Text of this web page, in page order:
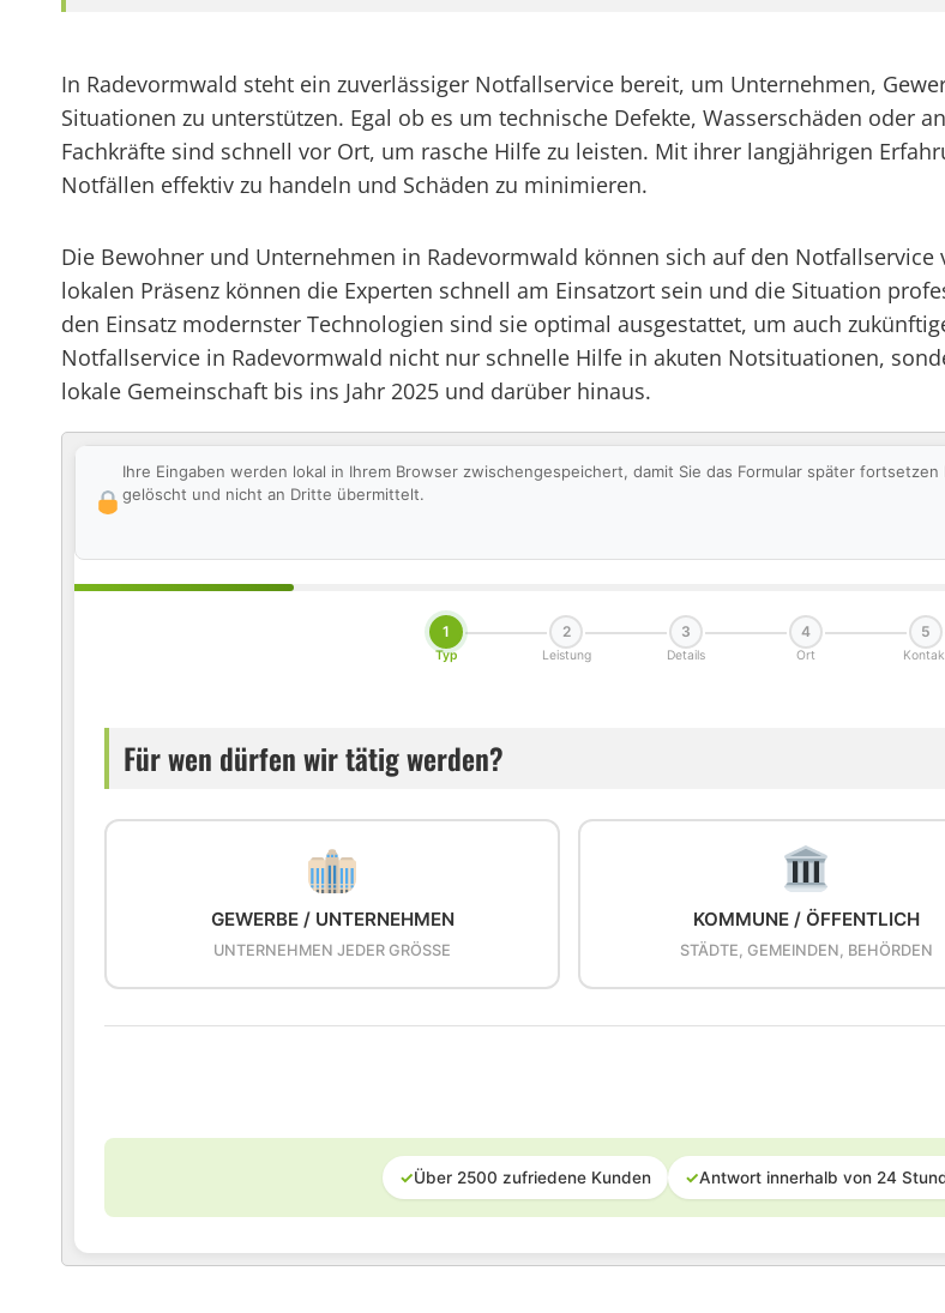
In Radevormwald steht ein zuverlässiger Notfallservice bereit, um Unternehmen,
Situationen zu unterstützen. Egal ob es um technische Defekte, Wasserschäden oder
Fachkräfte sind schnell vor Ort, um rasche Hilfe zu leisten. Mit ihrer langjährigen
Notfällen effektiv zu handeln und Schäden zu minimieren.
Die Bewohner und Unternehmen in Radevormwald können sich auf den
lokalen Präsenz können die Experten schnell am Einsatzort sein und die Situation
den Einsatz modernster Technologien sind sie optimal ausgestattet, um auch
Notfallservice in Radevormwald nicht nur schnelle Hilfe in akuten Notsituationen,
lokale Gemeinschaft bis ins Jahr 2025 und darüber hinaus.
Ihre Eingaben werden lokal in Ihrem Browser zwischengespeichert, damit Sie das Formular später
gelöscht und nicht an Dritte übermittelt.
1
Typ
2
Leistung
3
Details
4
Ort
5
Für wen dürfen wir tätig werden?
GEWERBE / UNTERNEHMEN
UNTERNEHMEN JEDER GRÖSSE
KOMMUNE / ÖFFENTLICH
STÄDTE, GEMEINDEN, BEHÖRDEN
✓Über 2500 zufriedene Kunden ✓Antwort innerhalb von 24